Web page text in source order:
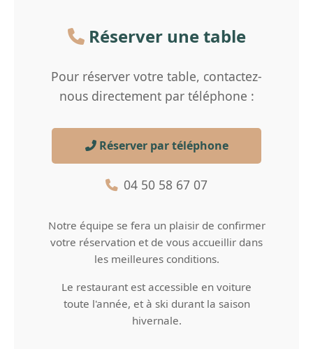
Réserver une table
Pour réserver votre table, contactez-
nous directement par téléphone :
Réserver par téléphone
04 50 58 67 07
Notre équipe se fera un plaisir de confirmer
votre réservation et de vous accueillir dans
les meilleures conditions.
Le restaurant est accessible en voiture
toute l'année, et à ski durant la saison
hivernale.